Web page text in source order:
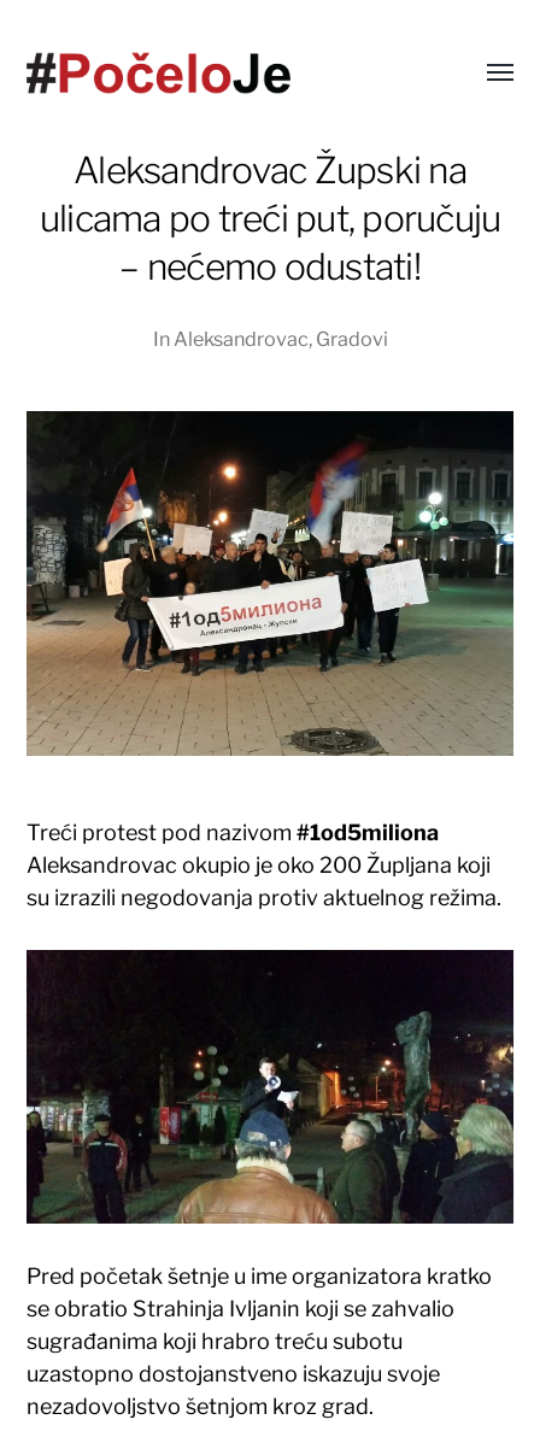
Aleksandrovac Župski na
ulicama po treći put, poručuju
– nećemo odustati!
In Aleksandrovac, Gradovi
Treći protest pod nazivom#1od5miliona
Aleksandrovac okupio je oko 200 Župljana koji
su izrazili negodovanja protiv aktuelnog režima.
Pred početak šetnje u ime organizatora kratko
se obratio Strahinja Ivljanin koji se zahvalio
sugrađanima koji hrabro treću subotu
uzastopno dostojanstveno iskazuju svoje
nezadovoljstvo šetnjom kroz grad.